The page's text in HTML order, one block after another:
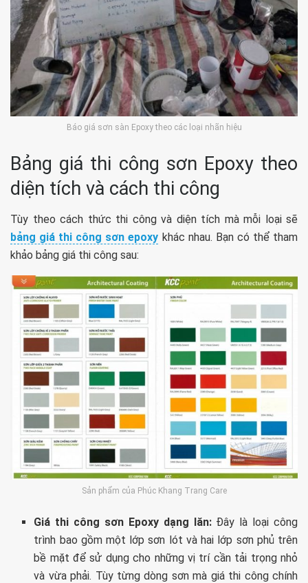
Báo giá sơn sàn Epoxy theo các loại nhãn hiệu
Bảng giá thi công sơn Epoxy theo
diện tích và cách thi công
Tùy theo cách thức thi công và diện tích mà mỗi loại sẽ
bảng giá thi công sơn epoxy khác nhau. Bạn có thể tham
khảo bảng giá thi công sau:
Sản phẩm của Phúc Khang Trang Care
Giá thi công sơn Epoxy dạng lăn:Đây là loại công
trình bao gồm một lớp sơn lót và hai lớp sơn phủ trên
bề mặt để sử dụng cho những vị trí cần tải trọng nhỏ
và vừa phải. Tùy từng dòng sơn mà giá thi công chính